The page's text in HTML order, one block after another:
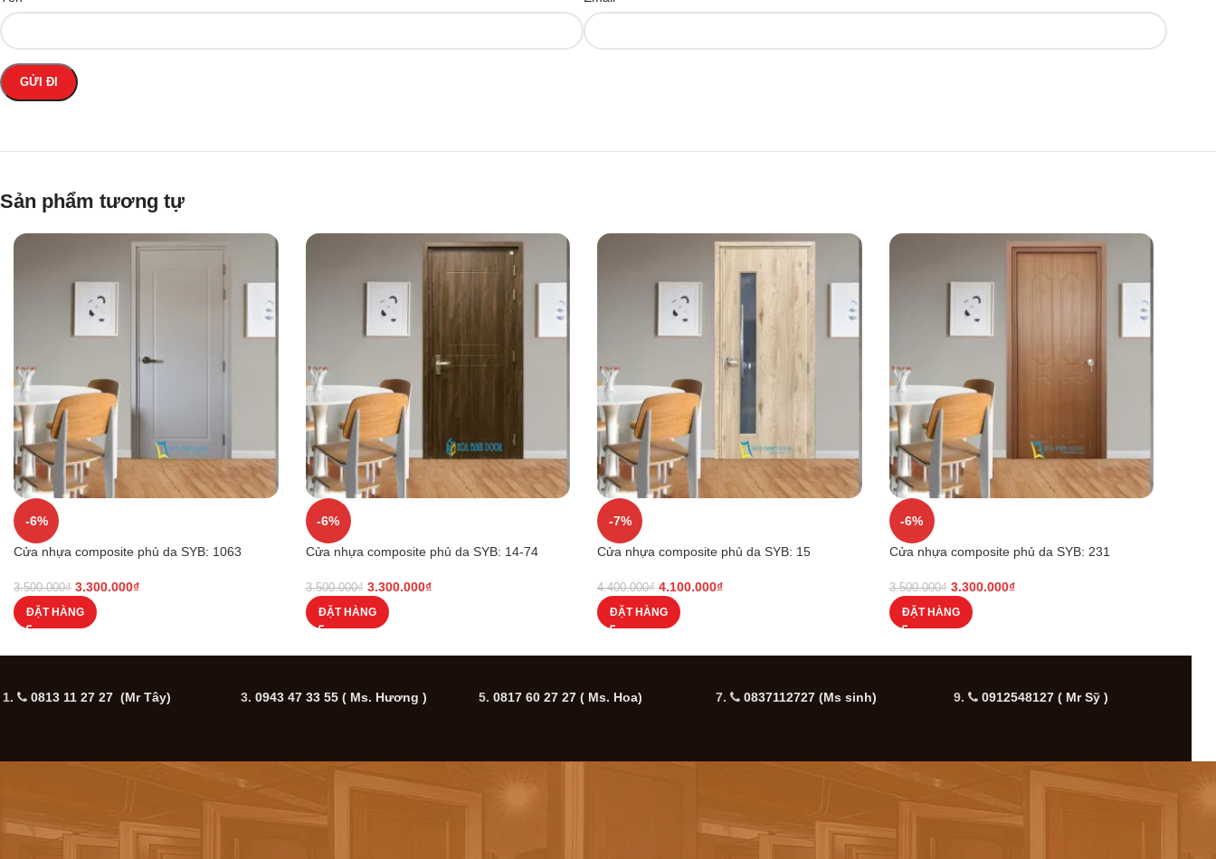
Sản phẩm tương tự
-6%
Cửa nhựa composite phủ da SYB: 1063
3.500.000₫ 3.300.000₫
ĐẶT HÀNG
-6%
Cửa nhựa composite phủ da SYB: 14-74
3.500.000₫ 3.300.000₫
ĐẶT HÀNG
-7%
Cửa nhựa composite phủ da SYB: 15
4.400.000₫ 4.100.000₫
ĐẶT HÀNG
-6%
Cửa nhựa composite phủ da SYB: 231
3.500.000₫ 3.300.000₫
ĐẶT HÀNG
1. 0813 11 27 27 (Mr Tây) 3. 0943 47 33 55( Ms. Hương ) 5. 0817 60 27 27( Ms. Hoa) 7. 0837112727 (Ms sinh) 9. 0912548127 ( Mr Sỹ )